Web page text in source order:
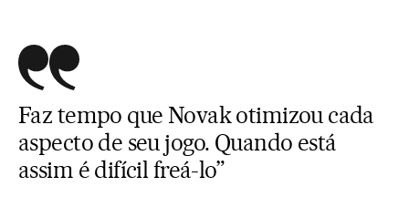
Faz tempo que Novak otimizou cada
aspecto de seu jogo. Quando está
assim é difícil freá-lo”